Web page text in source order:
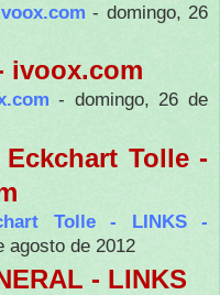
- domingo, 26
ivoox.com
- domingo, 26 de
Tolle -
Tolle - LINKS -
agosto de 2012
- LINKS